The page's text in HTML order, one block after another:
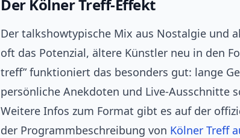
Der Kölner Treff-Effekt
Der talkshowtypische Mix aus Nostalgie und
oft das Potenzial, ältere Künstler neu in den
treff” funktioniert das besonders gut: lange
persönliche Anekdoten und Live-Ausschnitte
Weitere Infos zum Format gibt es auf der
der Programmbeschreibung von Kölner Treff